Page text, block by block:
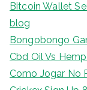
Bitcoin Wallet
blog
Bongobongo
Cbd Oil Vs
Como Jogar No